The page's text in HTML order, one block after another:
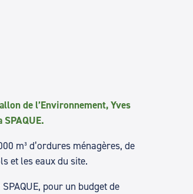
de l’Environnement, Yves
m³ d’ordures ménagères, de
et les eaux du site.
pour un budget de